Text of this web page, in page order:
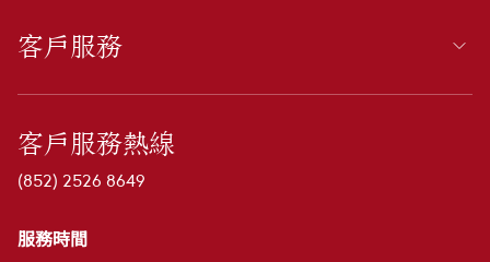
客戶服務
客戶服務熱線
(852) 2526 8649
服務時間